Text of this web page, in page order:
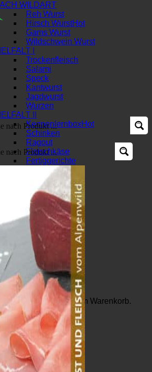
sich keine Produkte im Warenkorb.
Shop
WILDART
Reh Wurst
Hirsch Wurst
Gams Wurst
Wildschwein Wurst
I
Trockenfleisch
Salami
Speck
Kantwurst
Jagdwurst
Wurzen
II
Kennenlernbox
Schinken
Ragout
Fleischkäse
Fertiggerichte